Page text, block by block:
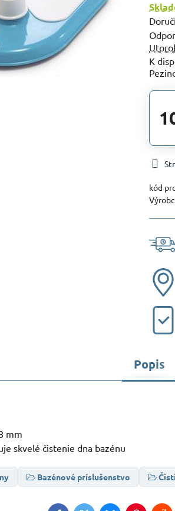
kód
Popis
mm
skvelé čistenie dna bazénu
Bazénové príslušenstvo